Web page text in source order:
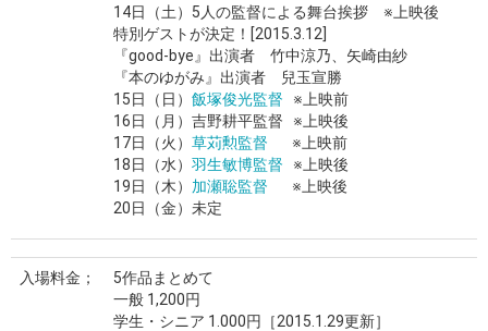
14日（土）5人の監督による舞台挨拶 ※上映後
特別ゲストが決定！[2015.3.12]
『good-bye』出演者 竹中涼乃、矢崎由紗
『本のゆがみ』出演者 兒玉宣勝
15日（日） 飯塚俊光監督
※上映前
16日（月）吉野耕平監督 ※上映後
17日（火） 草苅勲監督
※上映前
18日（水） 羽生敏博監督
※上映後
19日（木） 加瀬聡監督
※上映後
20日（金）未定
入場料金；
5作品まとめて
一般 1,200円
学生・シニア 1.000円
［2015.1.29更新］